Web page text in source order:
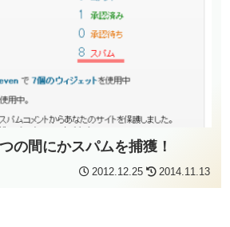
の間にかスパムを捕獲！
2012.12.25 2014.11.13